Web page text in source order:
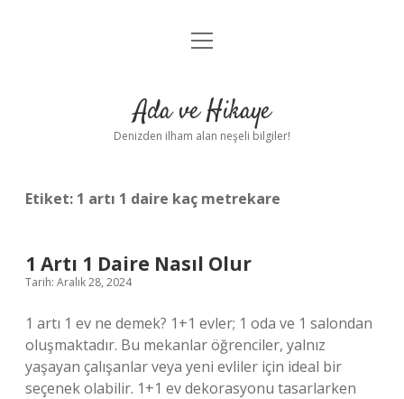
Anasayfa
Yasal Uyarı
menüyü
Ada ve Hikaye
Denizden ilham alan neşeli bilgiler!
Etiket: 1 artı 1 daire kaç metrekare
1 Artı 1 Daire Nasıl Olur
Tarih: Aralık 28, 2024
1 artı 1 ev ne demek? 1+1 evler; 1 oda ve 1 salondan
oluşmaktadır. Bu mekanlar öğrenciler, yalnız
yaşayan çalışanlar veya yeni evliler için ideal bir
seçenek olabilir. 1+1 ev dekorasyonu tasarlarken